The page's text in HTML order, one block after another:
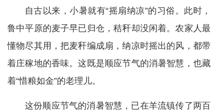
自古以来，小暑就有“摇扇纳凉”的习俗。此时，
鲁中平原的麦子早已归仓，秸秆却没闲着。农家人最
懂物尽其用，把麦秆编成扇，纳凉时摇出的风，都带
着庄稼地的香味。这既是顺应节气的消暑智慧，也藏
着“惜粮如金”的老理儿。
这份顺应节气的消暑智慧，已在羊流镇传了两百